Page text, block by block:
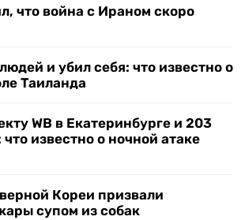
что война с Ираном скоро
и убил себя: что известно о
Таиланда
WB в Екатеринбурге и 203
известно о ночной атаке
Кореи призвали
супом из собак